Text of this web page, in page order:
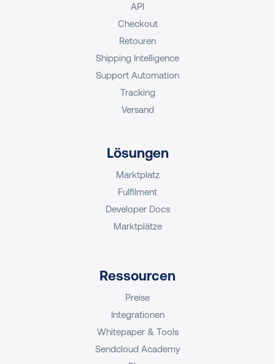
API
Checkout
Retouren
Shipping Intelligence
Support Automation
Tracking
Versand
Lösungen
Marktplatz
Fulfilment
Developer Docs
Marktplätze
Ressourcen
Preise
Integrationen
Whitepaper & Tools
Sendcloud Academy